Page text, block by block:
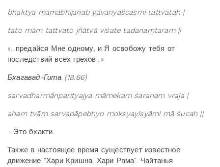
bhaktyā māmabhijānāti yāvānyaścāsmi tattvataḥ |
tato māṃ tattvato jñātvā viśate tadanaṃtaram||
«...предайся Мне одному, и Я освобожу тебя от
последствий всех грехов...»
Бхагавад-Гита (18.66)
sarvadharmānparityajya māmekaṃ śaraṇaṃ vraja |
ahaṃ tvāṃ sarvapāpebhyo mokṣyayiṣyāmi mā śucaḥ ||
- Это бхакти.
Также в настоящее время существует известное
движение "Хари Кришна, Хари Рама". Чайтанья